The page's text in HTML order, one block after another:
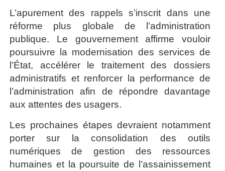
L’apurement des rappels s’inscrit dans une
réforme plus globale de l’administration
publique. Le gouvernement affirme vouloir
poursuivre la modernisation des services de
l’État, accélérer le traitement des dossiers
administratifs et renforcer la performance de
l’administration afin de répondre davantage
aux attentes des usagers.
Les prochaines étapes devraient notamment
porter sur la consolidation des outils
numériques de gestion des ressources
humaines et la poursuite de l’assainissement